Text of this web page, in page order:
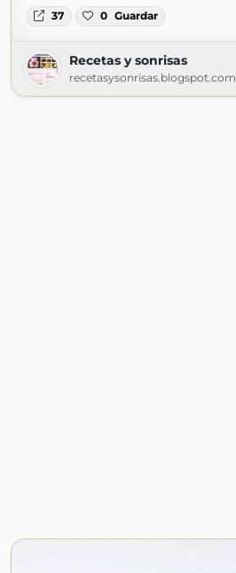
37 0 Guardar
Recetas y sonrisas
recetasysonrisas.blogspot.com